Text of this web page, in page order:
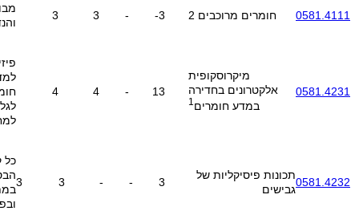
0581.4111 חומרים מרוכבים 2 3
-
-
3
3
0581.4231
מיקרוסקופית
אלקטרונים בחדירה
במדע חומרים 1
3
1
-
4
4
0581.4232
תכונות פיסיקליות של
גבישים
3
-
-
3
3
כל